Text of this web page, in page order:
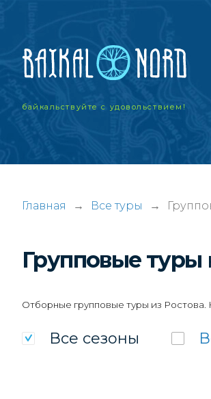
байкальствуйтес удовольствием!
Главная → Все туры →
Групповые туры
Отборные групповые туры из
Все сезоны